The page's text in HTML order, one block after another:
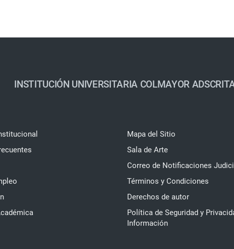
INSTITUCIÓN UNIVERSITARIA COLMAYOR
Mapa del Sitio
Sala de Arte
Correo de Notificaciones
Términos y Condiciones
Derechos de autor
Política de Seguridad y
Información